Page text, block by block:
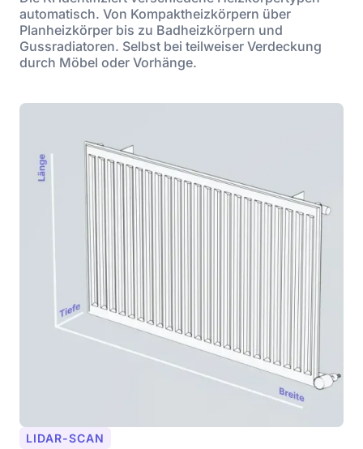
automatisch. Von Kompaktheizkörpern über
Planheizkörper bis zu Badheizkörpern und
Gussradiatoren. Selbst bei teilweiser Verdeckung
durch Möbel oder Vorhänge.
LIDAR-SCAN